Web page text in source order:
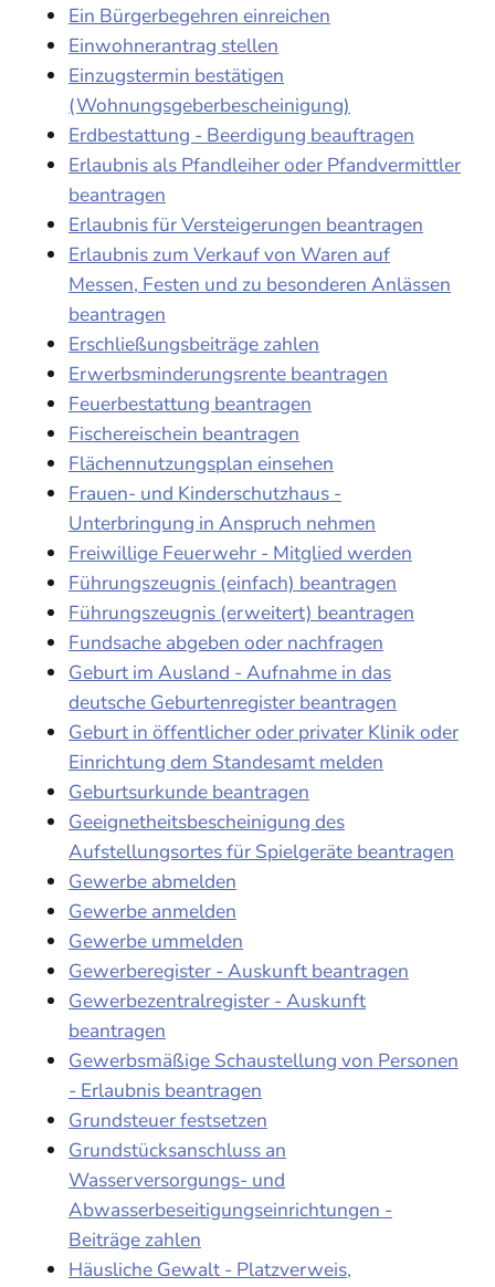
Ein Bürgerbegehren einreichen
Einwohnerantrag stellen
Einzugstermin bestätigen
(Wohnungsgeberbescheinigung)
Erdbestattung - Beerdigung beauftragen
Erlaubnis als Pfandleiher oder Pfandvermittler
beantragen
Erlaubnis für Versteigerungen beantragen
Erlaubnis zum Verkauf von Waren auf
Messen, Festen und zu besonderen Anlässen
beantragen
Erschließungsbeiträge zahlen
Erwerbsminderungsrente beantragen
Feuerbestattung beantragen
Fischereischein beantragen
Flächennutzungsplan einsehen
Frauen- und Kinderschutzhaus -
Unterbringung in Anspruch nehmen
Freiwillige Feuerwehr - Mitglied werden
Führungszeugnis (einfach) beantragen
Führungszeugnis (erweitert) beantragen
Fundsache abgeben oder nachfragen
Geburt im Ausland - Aufnahme in das
deutsche Geburtenregister beantragen
Geburt in öffentlicher oder privater Klinik oder
Einrichtung dem Standesamt melden
Geburtsurkunde beantragen
Geeignetheitsbescheinigung des
Aufstellungsortes für Spielgeräte beantragen
Gewerbe abmelden
Gewerbe anmelden
Gewerbe ummelden
Gewerberegister - Auskunft beantragen
Gewerbezentralregister - Auskunft
beantragen
Gewerbsmäßige Schaustellung von Personen
- Erlaubnis beantragen
Grundsteuer festsetzen
Grundstücksanschluss an
Wasserversorgungs- und
Abwasserbeseitigungseinrichtungen -
Beiträge zahlen
Häusliche Gewalt - Platzverweis,